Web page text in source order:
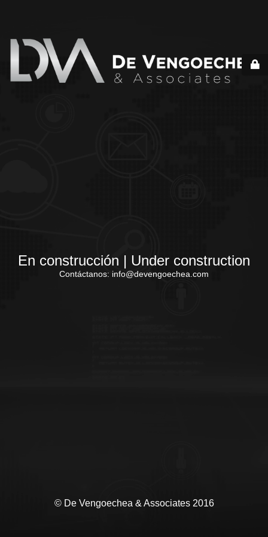
En construcción | Under construction
Contáctanos: info@devengoechea.com
© De Vengoechea & Associates 2016